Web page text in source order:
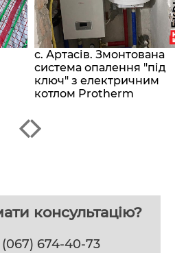
с. Артасів. Змонтована
система опалення "під
ключ" з електричним
котлом Protherm
консультацію?
(067) 674-40-73